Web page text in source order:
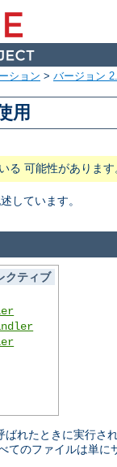
ション > バージョン
用
る 可能性がありま
しています。
クティブ
ばれたときに実行
てのファイルは単に